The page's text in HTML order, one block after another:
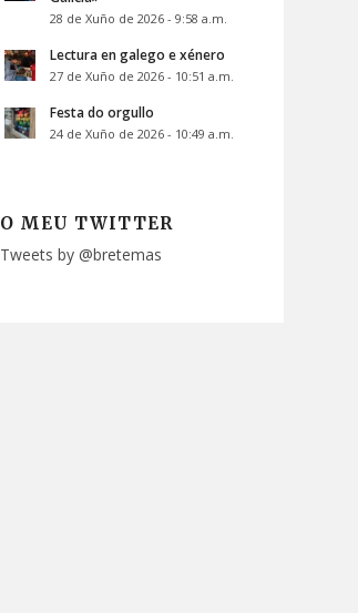
28 de Xuño de 2026 - 9:58 a.m.
Lectura en galego e xénero
27 de Xuño de 2026 - 10:51 a.m.
Festa do orgullo
24 de Xuño de 2026 - 10:49 a.m.
O MEU TWITTER
Tweets by @bretemas